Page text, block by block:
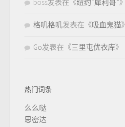
boss发表在《纽约“犀利哥”》
格叽格叽发表在《吸血鬼猫》
Go发表在《三里屯优衣库》
热门词条
么么哒
思密达